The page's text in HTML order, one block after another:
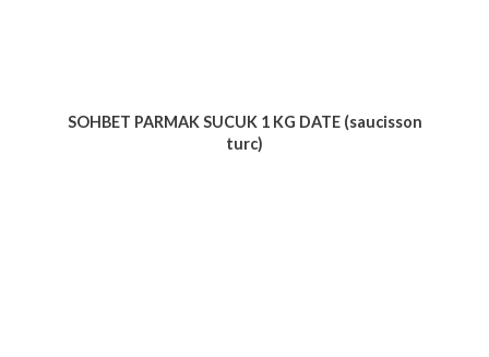
SOHBET PARMAK SUCUK 1 KG DATE (saucisson
turc)